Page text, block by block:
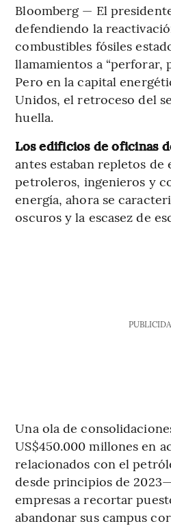
Bloomberg — El
defendiendo la
combustibles fósiles
llamamientos a “perforar,
Pero en la capital
Unidos, el retroceso del
huella.
Los edificios de oficinas
antes estaban repletos de
petroleros, ingenieros y
energía, ahora se
oscuros y la escasez de
Una ola de
US$450.000 millones en
relacionados con el
desde principios de
empresas a recortar
abandonar sus campus